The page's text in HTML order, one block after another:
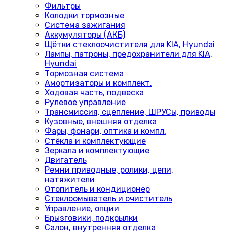
Фильтры
Колодки тормозные
Система зажигания
Аккумуляторы (АКБ)
Щётки стеклоочистителя для KIA, Hyundai
Лампы, патроны, предохранители для KIA,
Hyundai
Тормозная система
Амортизаторы и комплект.
Ходовая часть, подвеска
Рулевое управление
Трансмиссия, сцепление, ШРУСы, приводы
Кузовные, внешняя отделка
Фары, фонари, оптика и компл.
Стёкла и комплектующие
Зеркала и комплектующие
Двигатель
Ремни приводные, ролики, цепи,
натяжители
Отопитель и кондиционер
Стеклоомыватель и очиститель
Управление, опции
Брызговики, подкрылки
Салон, внутренняя отделка